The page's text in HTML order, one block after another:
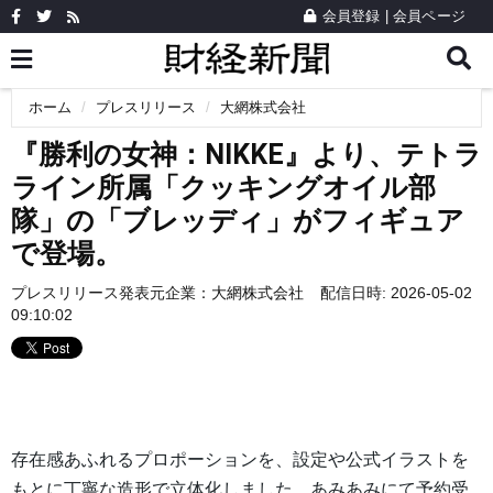
会員登録 会員ページ
ホーム プレスリリース 大網株式会社
『勝利の女神：NIKKE』より、テトラ
ライン所属「クッキングオイル部
隊」の「ブレッディ」がフィギュア
で登場。
プレスリリース発表元企業： 大網株式会社
配信日時: 2026-05-02
09:10:02
存在感あふれるプロポーションを、設定や公式イラストを